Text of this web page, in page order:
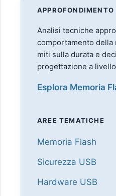
Analisi tecniche
comportamento della
miti sulla durata e
progettazione a
Esplora Memoria
AREE TEMATICHE
Memoria Flash
Sicurezza USB
Hardware USB